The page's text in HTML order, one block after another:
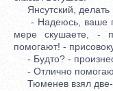
Янсутский, делать
- Надеюсь, ваше
мере скушаете, -
помогают! -
- Будто? -
- Отлично
Тюменев взял две-